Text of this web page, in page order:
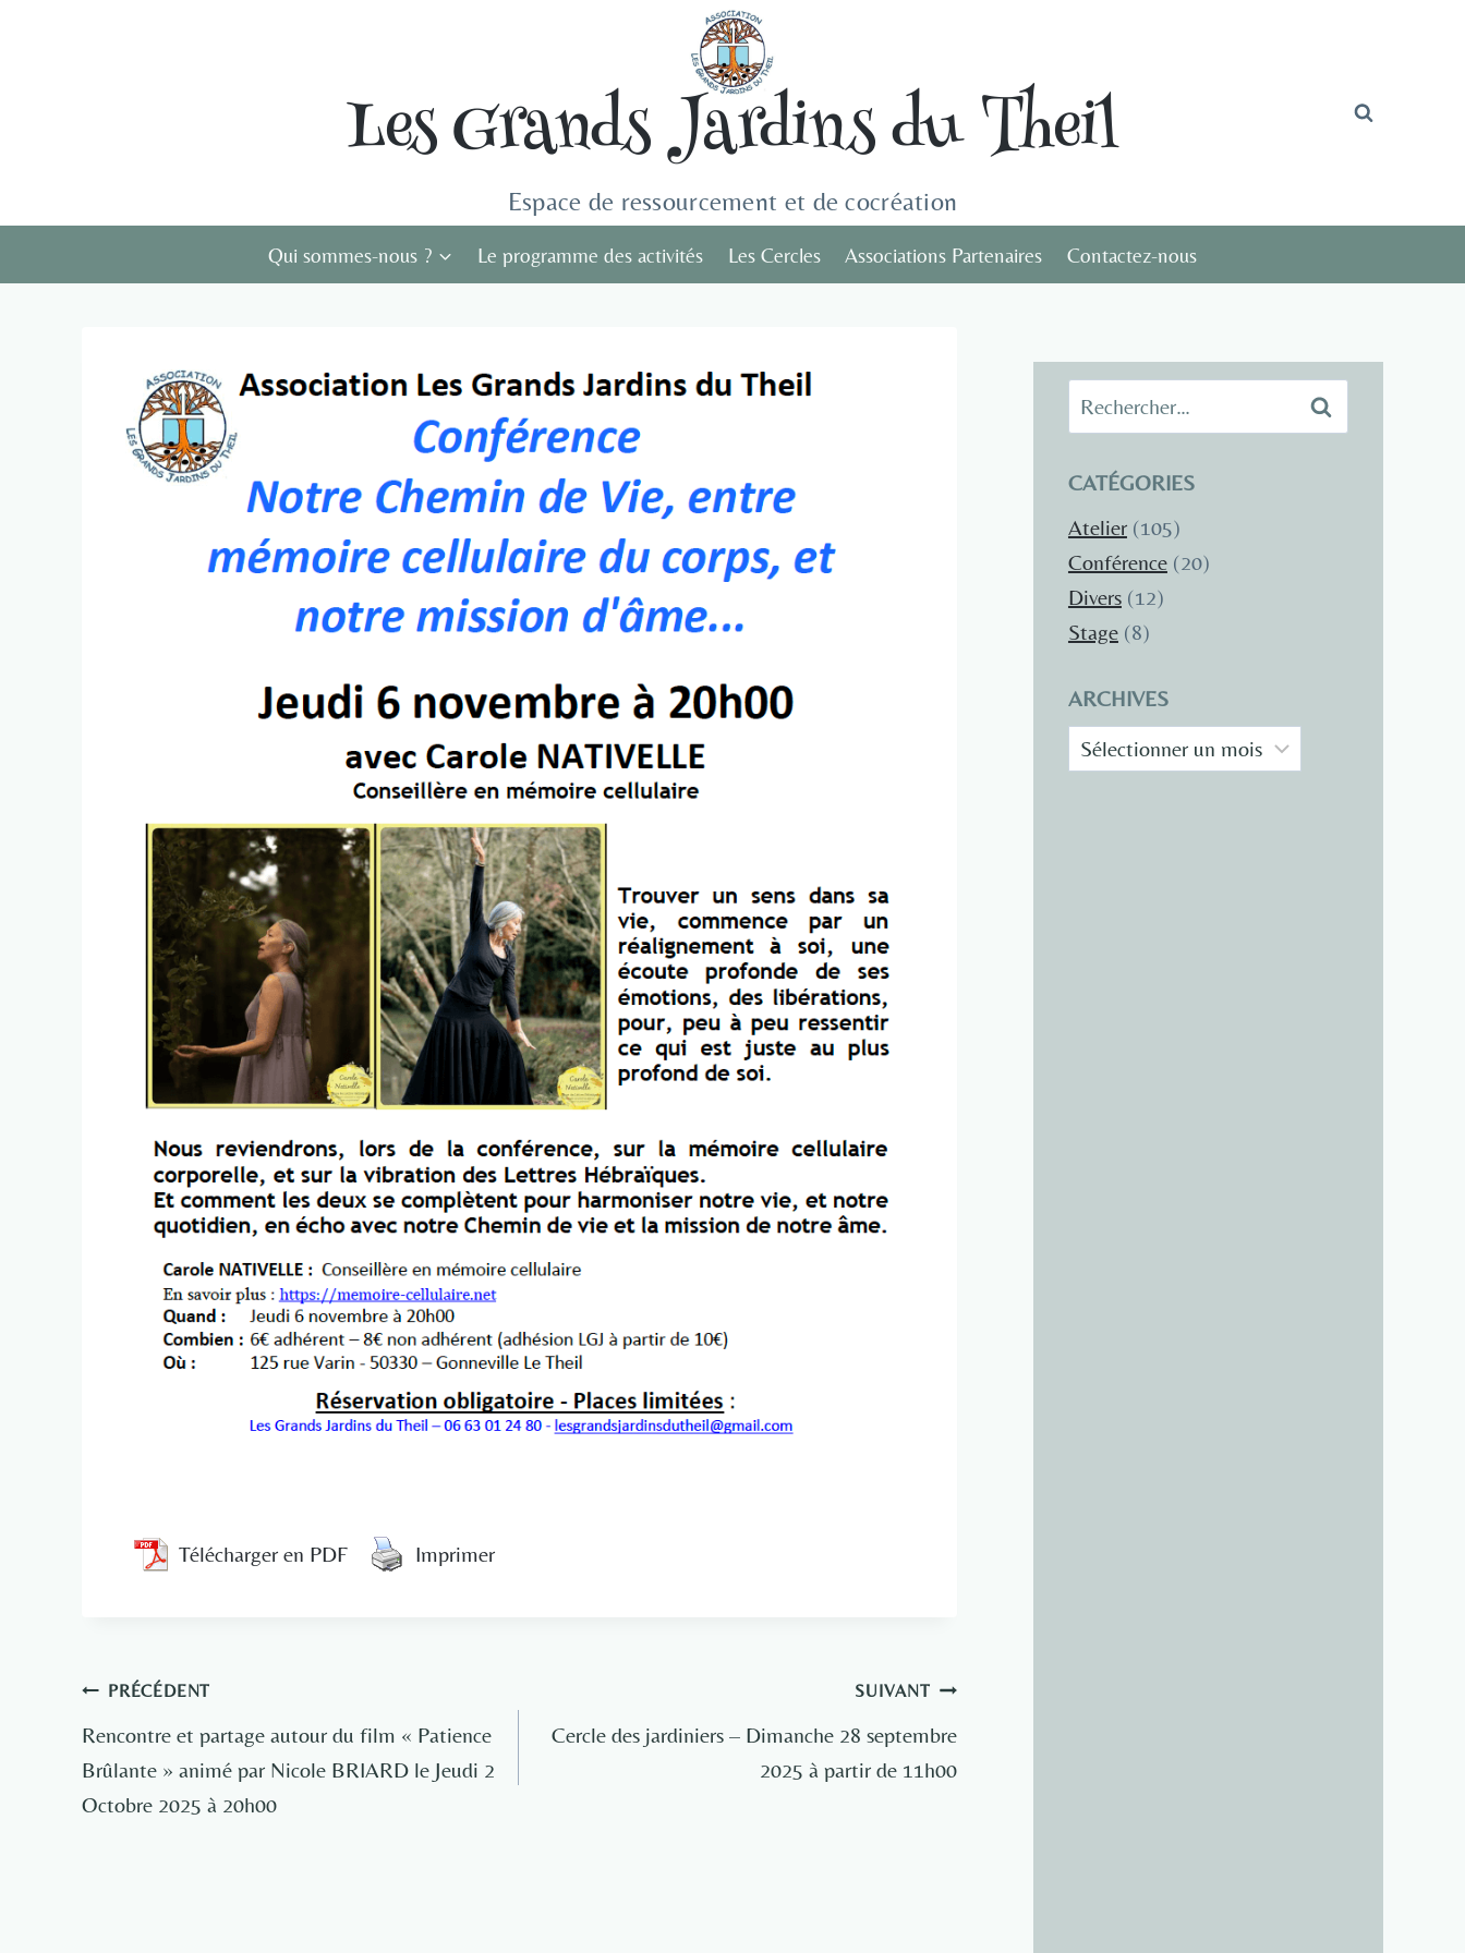
Les Grands Jardins du Theil
Espace de ressourcement et de cocréation
Qui sommes-nous ? Le programme des activités Les Cercles Associations Partenaires Contactez-nous
Télécharger en PDF Imprimer
Navigation
de
l’article
PRÉCÉDENT
Rencontre et partage autour du film « Patience
Brûlante » animé par Nicole BRIARD le Jeudi 2
Octobre 2025 à 20h00
SUIVANT
Cercle des jardiniers – Dimanche 28 septembre
2025 à partir de 11h00
Rechercher :
CATÉGORIES
Atelier(105)
Conférence(20)
Divers(12)
Stage(8)
ARCHIVES
Archives